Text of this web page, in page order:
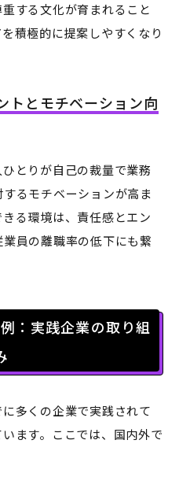
する文化が育まれること
積極的に提案しやすくなり
トとモチベーション向
とりが自己の裁量で業務
るモチベーションが高ま
る環境は、責任感とエン
員の離職率の低下にも繋
：実践企業の取り組
多くの企業で実践されて
ます。ここでは、国内外で